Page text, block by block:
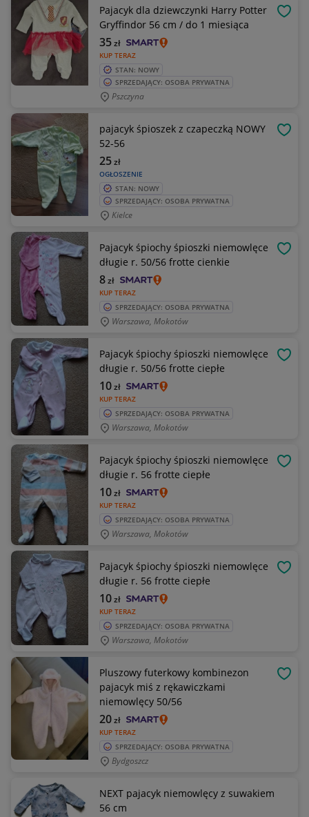
Pajacyk dla dziewczynki Harry Potter
Gryffindor 56 cm / do 1 miesiąca
KUP TERAZ
35zł
STAN: NOWY
SPRZEDAJĄCY: OSOBA PRYWATNA
Pszczyna
pajacyk śpioszek z czapeczką NOWY
52-56
OGŁOSZENIE
25zł
STAN: NOWY
SPRZEDAJĄCY: OSOBA PRYWATNA
Kielce
Pajacyk śpiochy śpioszki niemowlęce
długie r. 50/56 frotte cienkie
KUP TERAZ
8zł
SPRZEDAJĄCY: OSOBA PRYWATNA
Warszawa, Mokotów
Pajacyk śpiochy śpioszki niemowlęce
długie r. 50/56 frotte ciepłe
KUP TERAZ
10zł
SPRZEDAJĄCY: OSOBA PRYWATNA
Warszawa, Mokotów
Pajacyk śpiochy śpioszki niemowlęce
długie r. 56 frotte ciepłe
KUP TERAZ
10zł
SPRZEDAJĄCY: OSOBA PRYWATNA
Warszawa, Mokotów
Pajacyk śpiochy śpioszki niemowlęce
długie r. 56 frotte ciepłe
KUP TERAZ
10zł
SPRZEDAJĄCY: OSOBA PRYWATNA
Warszawa, Mokotów
Pluszowy futerkowy kombinezon
pajacyk miś z rękawiczkami
niemowlęcy 50/56
KUP TERAZ
20zł
SPRZEDAJĄCY: OSOBA PRYWATNA
Bydgoszcz
NEXT pajacyk niemowlęcy z suwakiem
56 cm